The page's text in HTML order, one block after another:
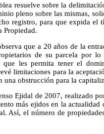
resuelve sobre la
pleno sobre las mismas,
registro, para que expida el
Propiedad.
que a 20 años de la
de su parcela por
que les permita tener el
limitaciones para la
una obstrucción para la
Ejidal de 2007, realizado
más ejidos en la
Así, el número de